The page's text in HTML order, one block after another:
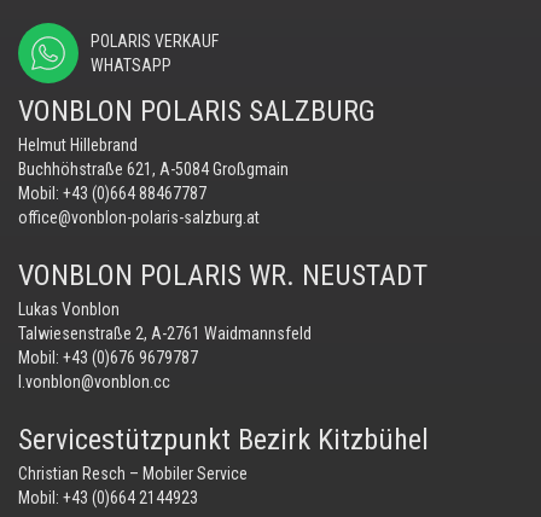
POLARIS VERKAUF
WHATSAPP
VONBLON POLARIS SALZBURG
Helmut Hillebrand
Buchhöhstraße 621, A-5084 Großgmain
Mobil: +43 (0)664 88467787
office@vonblon-polaris-salzburg.at
VONBLON POLARIS WR. NEUSTADT
Lukas Vonblon
Talwiesenstraße 2, A-2761 Waidmannsfeld
Mobil: +43 (0)676 9679787
l.vonblon@vonblon.cc
Servicestützpunkt Bezirk Kitzbühel
Christian Resch – Mobiler Service
Mobil: +43 (0)664 2144923